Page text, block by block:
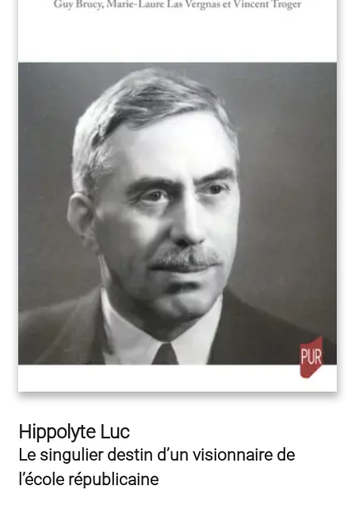
Hippolyte Luc
Le singulier destin d’un visionnaire de
l’école républicaine